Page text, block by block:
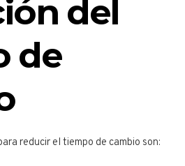
del
de
reducir el tiempo de cambio son: